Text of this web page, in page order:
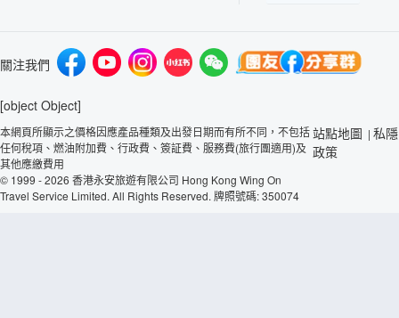
關注我們
[object Object]
本網頁所顯示之價格因應產品種類及出發日期而有所不同，不包括
任何稅項、燃油附加費、行政費、簽証費、服務費(旅行團適用)及
其他應繳費用
© 1999 - 2026 香港永安旅遊有限公司 Hong Kong Wing On
Travel Service Limited. All Rights Reserved. 牌照號碼: 350074
站點地圖 | 私隱
政策